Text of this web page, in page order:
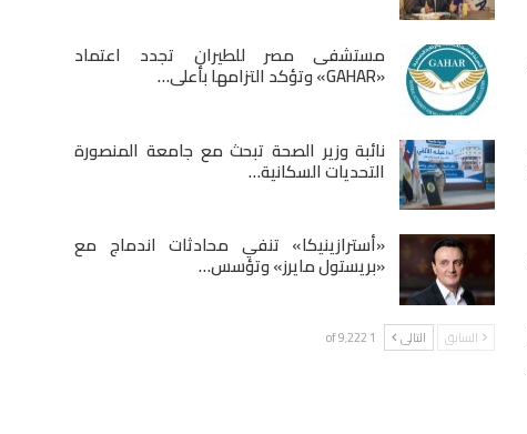
مستشفى مصر للطيران تجدد اعتماد
«GAHAR» وتؤكد التزامها بأعلى…
نائبة وزير الصحة تبحث مع جامعة المنصورة
التحديات السكانية…
«أسترازينيكا» تنفي محادثات اندماج مع
«بريستول مايرز» وتؤسس…
السابق التالى 1 of 9٬222